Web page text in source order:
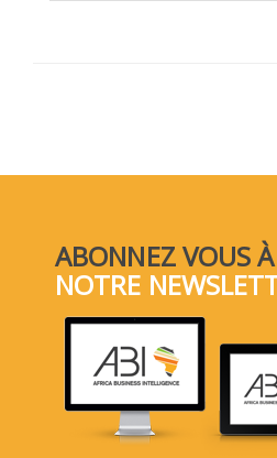
ABONNEZ VOUS À
NOTRE